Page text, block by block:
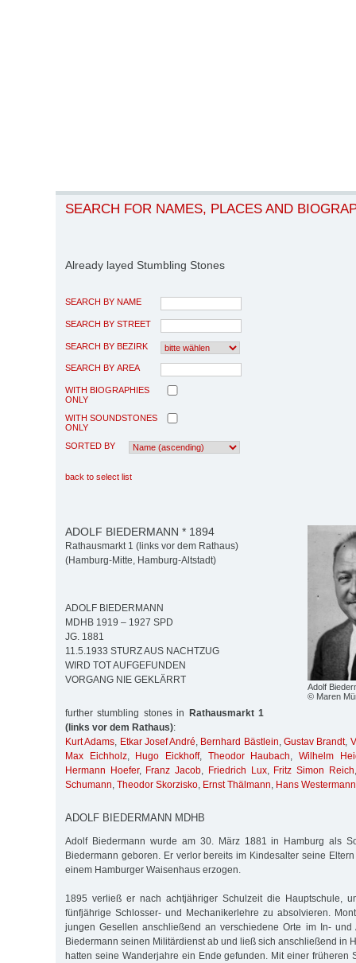
SEARCH FOR NAMES, PLACES AND
Already layed Stumbling Stones
SEARCH BY NAME
SEARCH BY STREET
SEARCH BY BEZIRK
SEARCH BY AREA
WITH BIOGRAPHIES
ONLY
WITH SOUNDSTONES
ONLY
SORTED BY
back to select list
Adolf
© Maren
ADOLF BIEDERMANN * 1894
Rathausmarkt 1 (links vor dem Rathaus)
(Hamburg-Mitte, Hamburg-Altstadt)
ADOLF BIEDERMANN
MDHB 1919 – 1927 SPD
JG. 1881
11.5.1933 STURZ AUS NACHTZUG
WIRD TOT AUFGEFUNDEN
VORGANG NIE GEKLÄRRT
further stumbling stones in
Rathausmarkt 1
(links vor dem Rathaus):
Kurt Adams, Etkar Josef André, Bernhard Bästlein, Gustav Brandt,
Max Eichholz, Hugo Eickhoff, Theodor Haubach,Wilhelm
Hermann Hoefer, Franz Jacob, Friedrich Lux, Fritz Simon Reich
Schumann, Theodor Skorzisko, Ernst Thälmann, Hans Westermann
ADOLF BIEDERMANN MDHB
Adolf Biedermann wurde am 30. März 1881 in Hamburg als
Biedermann geboren. Er verlor bereits im Kindesalter seine
einem Hamburger Waisenhaus erzogen.
1895 verließ er nach achtjähriger Schulzeit die Hauptschule,
fünfjährige Schlosser- und Mechanikerlehre zu absolvieren.
jungen Gesellen anschließend an verschiedene Orte im In- und
Biedermann seinen Militärdienst ab und ließ sich anschließend in
hatten seine Wanderjahre ein Ende gefunden. Mit einer früheren